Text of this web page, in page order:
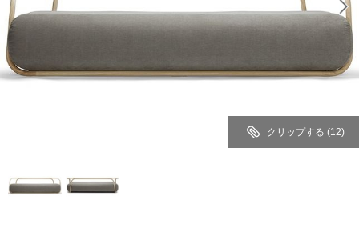
クリップする (12)